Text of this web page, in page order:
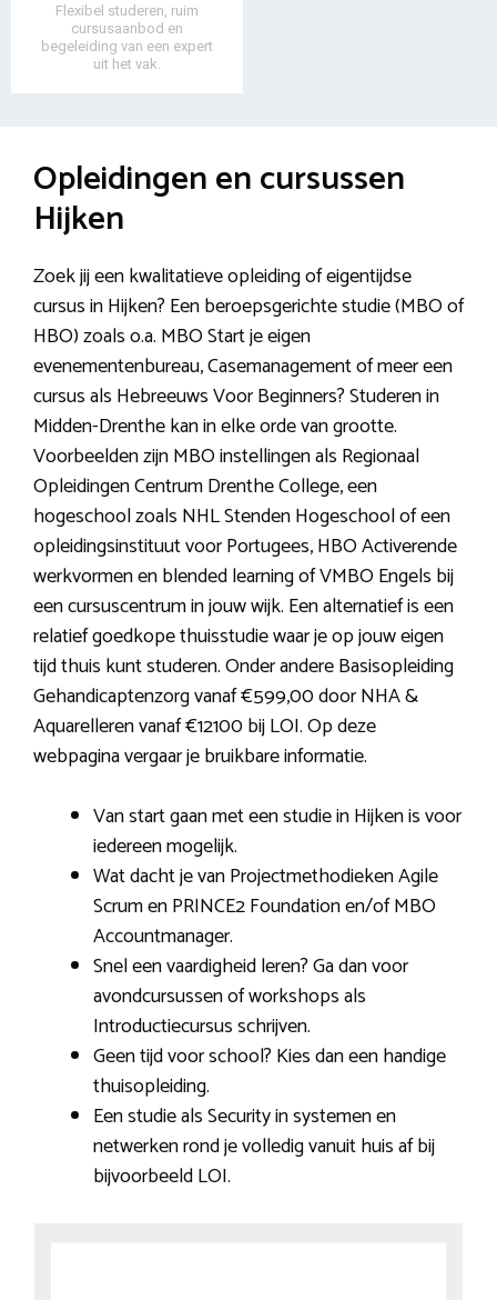
Flexibel studeren, ruim
cursusaanbod en
begeleiding van een expert
uit het vak.
Opleidingen en cursussen
Hijken
Zoek jij een kwalitatieve opleiding of eigentijdse
cursus in Hijken? Een beroepsgerichte studie (MBO of
HBO) zoals o.a. MBO Start je eigen
evenementenbureau, Casemanagement of meer een
cursus als Hebreeuws Voor Beginners? Studeren in
Midden-Drenthe kan in elke orde van grootte.
Voorbeelden zijn MBO instellingen als Regionaal
Opleidingen Centrum Drenthe College, een
hogeschool zoals NHL Stenden Hogeschool of een
opleidingsinstituut voor Portugees, HBO Activerende
werkvormen en blended learning of VMBO Engels bij
een cursuscentrum in jouw wijk. Een alternatief is een
relatief goedkope thuisstudie waar je op jouw eigen
tijd thuis kunt studeren. Onder andere Basisopleiding
Gehandicaptenzorg vanaf €599,00 door NHA &
Aquarelleren vanaf €12100 bij LOI. Op deze
webpagina vergaar je bruikbare informatie.
Van start gaan met een studie in Hijken is voor
iedereen mogelijk.
Wat dacht je van Projectmethodieken Agile
Scrum en PRINCE2 Foundation en/of MBO
Accountmanager.
Snel een vaardigheid leren? Ga dan voor
avondcursussen of workshops als
Introductiecursus schrijven.
Geen tijd voor school? Kies dan een handige
thuisopleiding.
Een studie als Security in systemen en
netwerken rond je volledig vanuit huis af bij
bijvoorbeeld LOI.